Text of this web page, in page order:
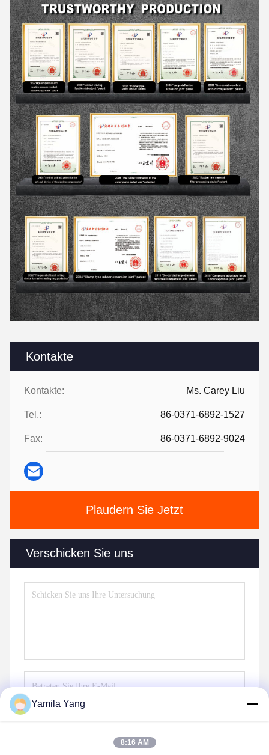
Kontakte
Kontakte: Ms. Carey Liu
Tel.: 86-0371-6892-1527
Fax: 86-0371-6892-9024
Plaudern Sie Jetzt
Verschicken Sie uns
Senden Sie
Yamila Yang
8:16 AM